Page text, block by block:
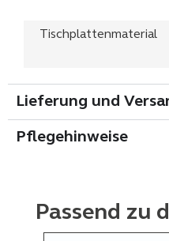
Tischplattenmaterial
Lieferung und
Pflegehinweise
Passend zu